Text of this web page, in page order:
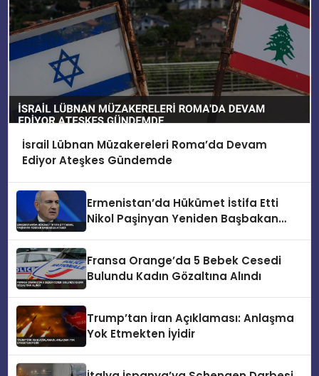
İsrail Lübnan Müzakereleri Roma’da Devam
Ediyor Ateşkes Gündemde
Ermenistan’da Hükümet İstifa Etti
Nikol Paşinyan Yeniden Başbakan
Fransa Orange’da 5 Bebek Cesedi
Bulundu Kadın Gözaltına Alındı
Trump’tan İran Açıklaması: Anlaşma
Yok Etmekten İyidir